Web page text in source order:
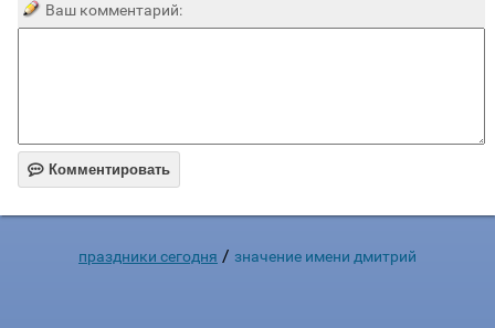
Ваш комментарий:
 Комментировать
праздники сегодня / значение имени дмитрий